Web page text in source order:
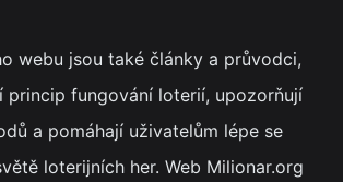
webu jsou také články a průvodci,
princip fungování loterií, upozorňují
a pomáhají uživatelům lépe se
loterijních her. Web Milionar.org